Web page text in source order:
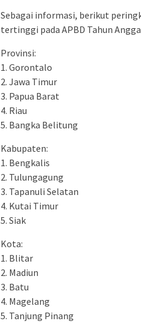
Sebagai informasi, berikut
tertinggi pada APBD Tahun
Provinsi:
1. Gorontalo
2. Jawa Timur
3. Papua Barat
4. Riau
5. Bangka Belitung
Kabupaten:
1. Bengkalis
2. Tulungagung
3. Tapanuli Selatan
4. Kutai Timur
5. Siak
Kota:
1. Blitar
2. Madiun
3. Batu
4. Magelang
5. Tanjung Pinang